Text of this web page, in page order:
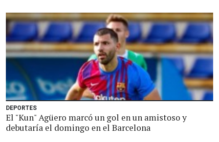
DEPORTES
El "Kun" Agüero marcó un gol en un amistoso y
debutaría el domingo en el Barcelona